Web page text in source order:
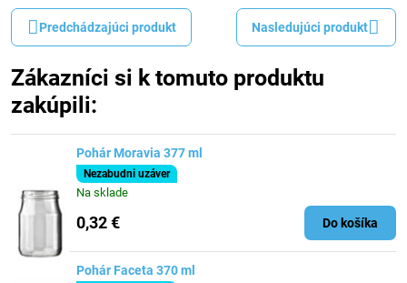
Predchádzajúci produkt Nasledujúci produkt
Zákazníci si k tomuto produktu
zakúpili:
Pohár Moravia 377 ml
Nezabudni uzáver
Na sklade
0,32 € Do košíka
Pohár Faceta 370 ml